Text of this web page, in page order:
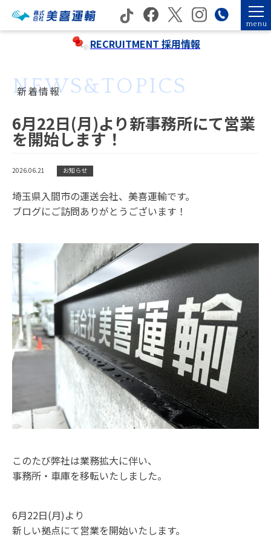
menu
RECRUITMENT 採用情報
NEWS&TOPICS
新着情報
6月22日(月)より新事務所にて営業
を開始します！
2026.06.21 お知らせ
埼玉県入間市の運送会社、美喜運輸です。
ブログにご訪問ありがとうございます！
このたび弊社は業務拡大に伴い、
事務所・車庫を移転いたしました。
6月22日(月)より
新しい拠点にて営業を開始いたします。